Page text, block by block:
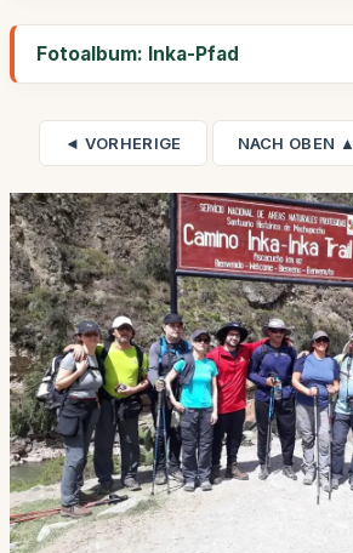
Fotoalbum: Inka-Pfad
◄ VORHERIGE NACH OBEN ▲